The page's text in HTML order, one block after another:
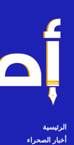
الرئيسية
أخبار الصحراء